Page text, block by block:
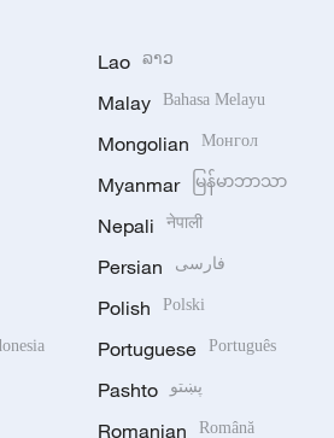
Lao ລາວ
Malay Bahasa Melayu
Mongolian Монгол
Myanmar မြန်မာဘာသာ
Nepali नेपाली
Persian فارسی
Polish Polski
Portuguese Português
Pashto پښتو
Romanian Română